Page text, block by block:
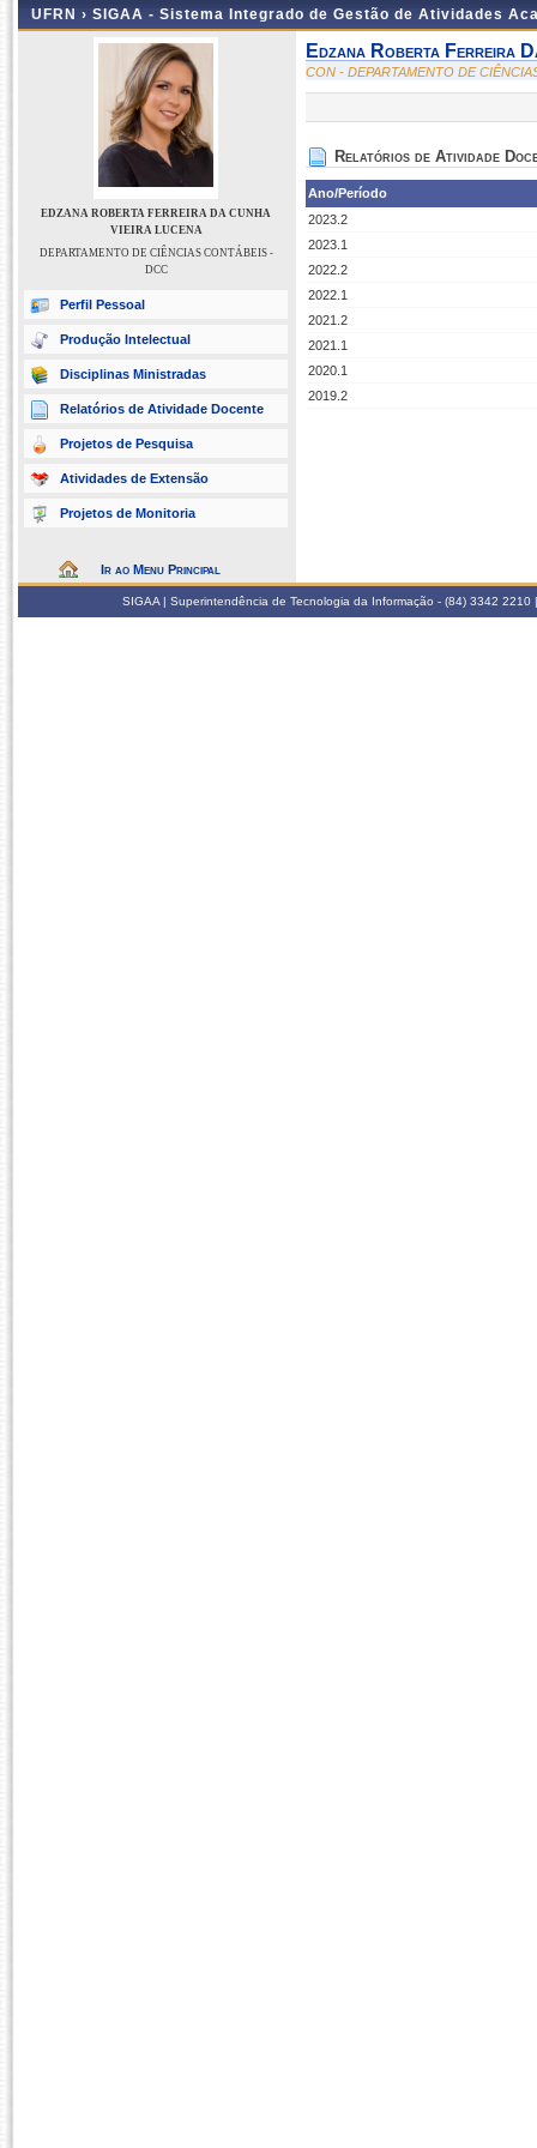
UFRN › SIGAA - Sistema Integrado de Gestão de Atividades
EDZANA ROBERTA FERREIRA DA CUNHA
VIEIRA LUCENA
DEPARTAMENTO DE CIÊNCIAS CONTÁBEIS -
DCC
Perfil Pessoal
Produção Intelectual
Disciplinas Ministradas
Relatórios de Atividade Docente
Projetos de Pesquisa
Atividades de Extensão
Projetos de Monitoria
Ir ao Menu Principal
Edzana Roberta Ferreira
CON - DEPARTAMENTO DE
Relatórios de Atividade
Ano/Período
2023.2
2023.1
2022.2
2022.1
2021.2
2021.1
2020.1
2019.2
SIGAA | Superintendência de Tecnologia da Informação - (84) 3342